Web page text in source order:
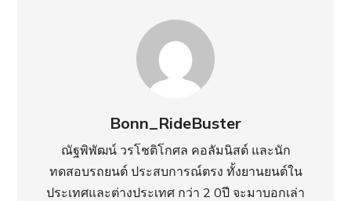
Bonn_RideBuster
ณัฐพิพัฒน์ วรโชติโกศล คอลัมนิสต์ และนัก
ทดสอบรถยนต์ ประสบการณ์ตรง ทั้งยานยนต์ใน
ประเทศ​และต่างประเทศ กว่า 2 0ปี จะมาบอกเล่า